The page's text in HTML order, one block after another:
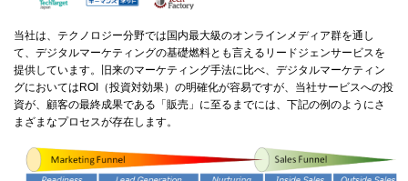
当社は、テクノロジー分野では国内最大級のオンラインメディア群を通し
て、デジタルマーケティングの基礎燃料とも言えるリードジェンサービスを
提供しています。旧来のマーケティング手法に比べ、デジタルマーケティン
グにおいてはROI（投資対効果）の明確化が容易ですが、当社サービスへの投
資が、顧客の最終成果である「販売」に至るまでには、下記の例のようにさ
まざまなプロセスが存在します。